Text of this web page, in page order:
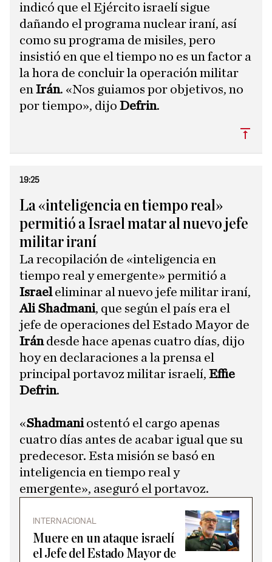
indicó que el Ejército israelí sigue
dañando el programa nuclear iraní, así
como su programa de misiles, pero
insistió en que el tiempo no es un factor a
la hora de concluir la operación militar
en Irán. «Nos guiamos por objetivos, no
por tiempo», dijo Defrin.
19:25
La «inteligencia en tiempo real»
permitió a Israel matar al nuevo jefe
militar iraní
La recopilación de «inteligencia en
tiempo real y emergente» permitió a
Israeleliminar al nuevo jefe militar iraní,
Ali Shadmani, que según el país era el
jefe de operaciones del Estado Mayor de
Irándesde hace apenas cuatro días, dijo
hoy en declaraciones a la prensa el
principal portavoz militar israelí, Effie
Defrin.
«Shadmaniostentó el cargo apenas
cuatro días antes de acabar igual que su
predecesor. Esta misión se basó en
inteligencia en tiempo real y
emergente», aseguró el portavoz.
INTERNACIONAL
Muere en un ataque israelí
el Jefe del Estado Mayor de